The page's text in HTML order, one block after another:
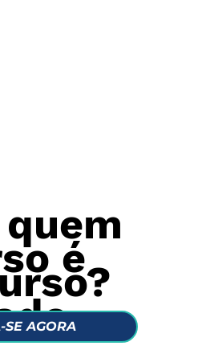
é
SE AGORA